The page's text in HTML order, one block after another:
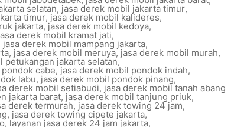
selatan, jasa derek mobil jakarta timur,
timur, jasa derek mobil kalideres,
jakarta,jasa derek mobil kedoya,
derek mobil kramat jati,
jasa derek mobil mampang jakarta,
, jasa derek mobil meruya, jasa derek mobil murah,
petukangan jakarta selatan,
cabe, jasa derek mobil pondok indah,
labu, jasa derek mobil pondok pinang,
derek mobil setiabudi, jasa derek mobil tanah abang
jakarta barat, jasa derek mobil tanjung priuk,
derek termurah, jasa derek towing 24 jam,
, jasa derek towing cipete jakarta,
,layanan jasa derek 24 jam jakarta,